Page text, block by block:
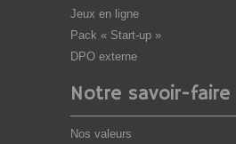
Jeux en ligne
Pack « Start-up »
DPO externe
Notre savoir-faire
Nos valeurs